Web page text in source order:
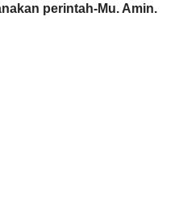
perintah-Mu. Amin.